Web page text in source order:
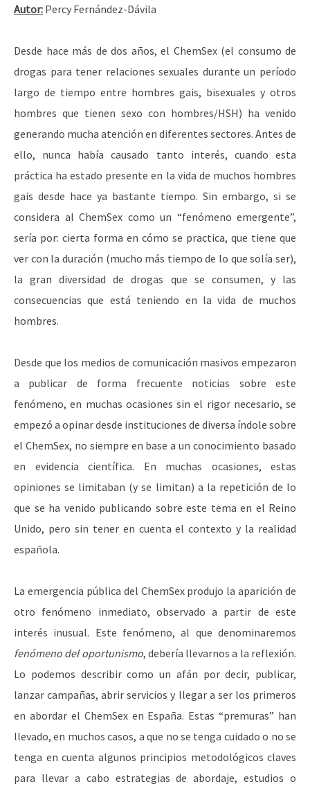
Autor: Percy Fernández-Dávila
Desde hace más de dos años, el ChemSex (el consumo de
drogas para tener relaciones sexuales durante un período
largo de tiempo entre hombres gais, bisexuales y otros
hombres que tienen sexo con hombres/HSH) ha venido
generando mucha atención en diferentes sectores. Antes de
ello, nunca había causado tanto interés, cuando esta
práctica ha estado presente en la vida de muchos hombres
gais desde hace ya bastante tiempo. Sin embargo, si se
considera al ChemSex como un “fenómeno emergente”,
sería por: cierta forma en cómo se practica, que tiene que
ver con la duración (mucho más tiempo de lo que solía ser),
la gran diversidad de drogas que se consumen, y las
consecuencias que está teniendo en la vida de muchos
hombres.
Desde que los medios de comunicación masivos empezaron
a publicar de forma frecuente noticias sobre este
fenómeno, en muchas ocasiones sin el rigor necesario, se
empezó a opinar desde instituciones de diversa índole sobre
el ChemSex, no siempre en base a un conocimiento basado
en evidencia científica. En muchas ocasiones, estas
opiniones se limitaban (y se limitan) a la repetición de lo
que se ha venido publicando sobre este tema en el Reino
Unido, pero sin tener en cuenta el contexto y la realidad
española.
La emergencia pública del ChemSex produjo la aparición de
otro fenómeno inmediato, observado a partir de este
interés inusual. Este fenómeno, al que denominaremos
fenómeno del oportunismo, debería llevarnos a la reflexión.
Lo podemos describir como un afán por decir, publicar,
lanzar campañas, abrir servicios y llegar a ser los primeros
en abordar el ChemSex en España. Estas “premuras” han
llevado, en muchos casos, a que no se tenga cuidado o no se
tenga en cuenta algunos principios metodológicos claves
para llevar a cabo estrategias de abordaje, estudios o